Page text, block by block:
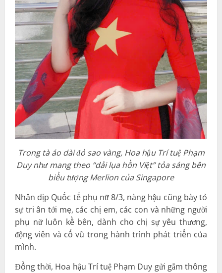
Trong tà áo dài đỏ sao vàng, Hoa hậu Trí tuệ Phạm
Duy như mang theo “dải lụa hồn Việt” tỏa sáng bên
biểu tượng Merlion của Singapore
Nhân dịp Quốc tế phụ nữ 8/3, nàng hậu cũng bày tỏ
sự tri ân tới mẹ, các chị em, các con và những người
phụ nữ luôn kề bên, dành cho chị sự yêu thương,
động viên và cổ vũ trong hành trình phát triển của
mình.
Đồng thời, Hoa hậu Trí tuệ Phạm Duy gửi gắm thông